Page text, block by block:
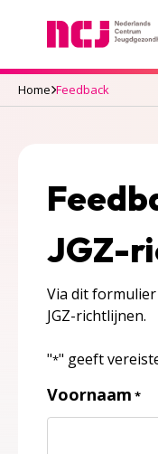
Home Feedback
JGZ-
Via dit
JGZ-richtlijnen.
"*" geeft
Voornaam *